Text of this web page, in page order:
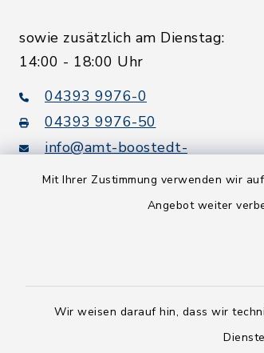
Mit Ihrer Zustimmung verwenden wir
Angebot weiter
Wir weisen darauf hin, dass wir
sowie zusätzlich am Dienstag:
14:00 - 18:00 Uhr
04393 9976-0
04393 9976-50
info@amt-boostedt-
Leitweg-ID: 010605063-0000-
Peppol-ID: 0204:01-Kommunen-